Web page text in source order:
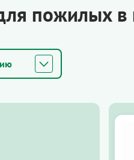
пожилых в